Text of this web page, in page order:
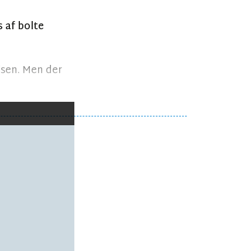
af bolte
Men der